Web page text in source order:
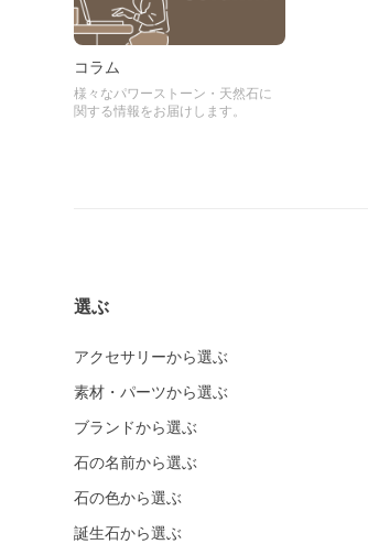
コラム
様々なパワーストーン・天然石に
関する情報をお届けします。
選ぶ
アクセサリーから選ぶ
素材・パーツから選ぶ
ブランドから選ぶ
石の名前から選ぶ
石の色から選ぶ
誕生石から選ぶ